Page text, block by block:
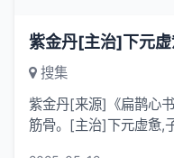
搜集
紫金丹[来源]《扁鹊心
筋骨。[主治]下元虚惫,